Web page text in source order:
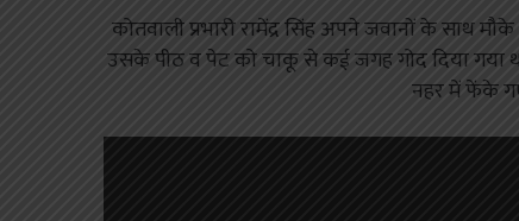
कोतवाली प्रभारी रामेंद्र सिंह अपने जवानों के साथ
उसके पीठ व पेट को चाकू से कई जगह गोद दिया गया
नहर में फेंके